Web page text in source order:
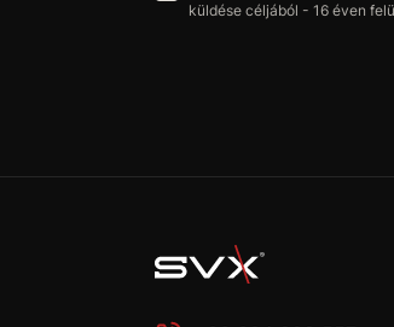
küldése céljából - 16 éven